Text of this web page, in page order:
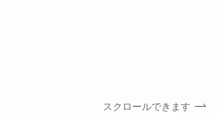
スクロールできます